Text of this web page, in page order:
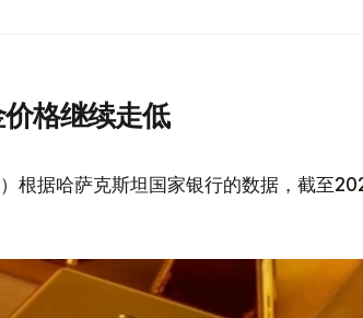
格继续走低
）根据哈萨克斯坦国家银行的数据，截至